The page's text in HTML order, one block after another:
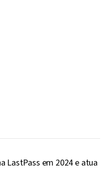
LastPass em 2024 e atua